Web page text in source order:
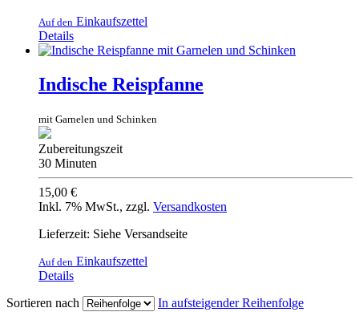
Auf den Einkaufszettel
Details
Indische Reispfanne
mit Garnelen und Schinken
Zubereitungszeit
30 Minuten
15,00 €
Inkl. 7% MwSt., zzgl. Versandkosten
Lieferzeit: Siehe Versandseite
Auf den Einkaufszettel
Details
Sortieren nach
In aufsteigender Reihenfolge